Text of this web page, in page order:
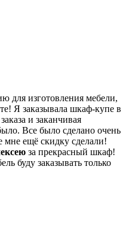
для изготовления мебели,
Я заказывала шкаф-купе в
и заканчивая
Все было сделано очень
мне ещё скидку сделали!
за прекрасный шкаф!
буду заказывать только